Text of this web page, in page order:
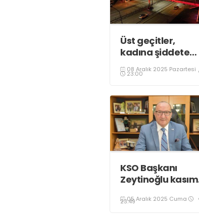
Üst geçitler,
kadına şiddete
karşı “turuncu”
renkle
08 Aralık 2025 Pazartesi
23:00
KSO Başkanı
Zeytinoğlu kasım
verilerini
05 Aralık 2025 Cuma
23:49